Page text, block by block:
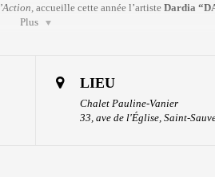
Plus
, accueille cette année l’artiste Dardia
30 minutes de sa pièce de théâtre Anatomie
en cours.
Cette pièce de théâtre vise à
Elle tente d’interroger les
LIEU
Chalet Pauline-Vanier
33, ave de l'Église, Saint-